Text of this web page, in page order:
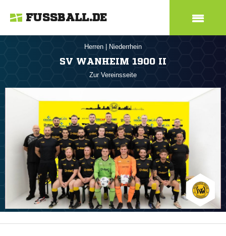
FUSSBALL.DE
Herren Niederrhein
SV WANHEIM 1900 II
Zur Vereinsseite